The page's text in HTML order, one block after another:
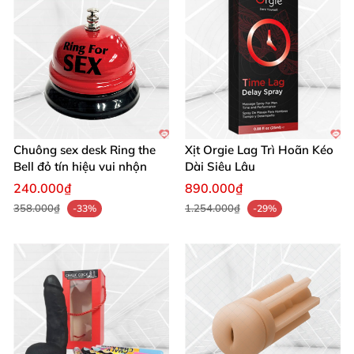
của bạn.
Thành Phần Chính Nổi Bật
Cocamidopropyl Betaine
: Chất hoạt động bề mặt
, nâng sạch dầu mỡmà không
gây kích ứng da.
Benzalkonium Chloride : Chất khử trùng an toàn
hiệu quả diệt khuẩn bề mặt phổ biến.
: Water
Cocamidopropyl Betaine
, Propylene Glycol,
Benzalkonium Chloride
, Phenoxyethanol, PPG-26-
Buteth-26
, PEG-40 Hydrogenated Castor Oil, Zinc
Gluconate, Fragrance.
Chuông sex desk Ring the
Bell đỏ tín hiệu vui nhộn
240.000₫
358.000₫ -33%
Xịt Orgie Lag Trì Hoãn Kéo
Dài Siêu Lâu
890.000₫
1.254.000₫ -29%